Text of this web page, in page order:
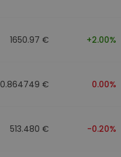
1650.97 € +2.00%
0.864749 € 0.00%
513.480 € -0.20%